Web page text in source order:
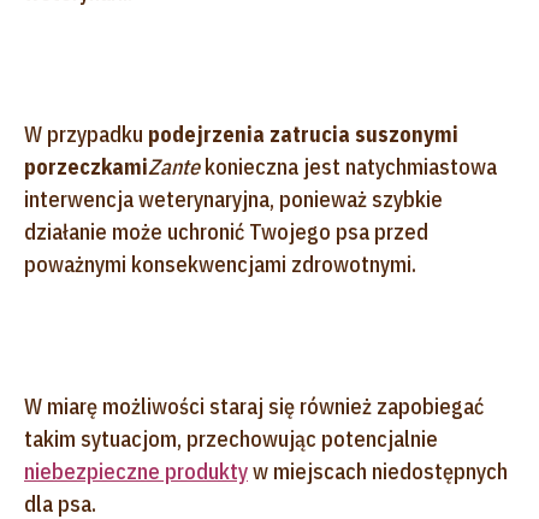
W przypadku podejrzenia zatrucia suszonymi
porzeczkamiZantekonieczna jest natychmiastowa
interwencja weterynaryjna, ponieważ szybkie
działanie może uchronić Twojego psa przed
poważnymi konsekwencjami zdrowotnymi.
W miarę możliwości staraj się również zapobiegać
takim sytuacjom, przechowując potencjalnie
niebezpieczne produktyw miejscach niedostępnych
dla psa.